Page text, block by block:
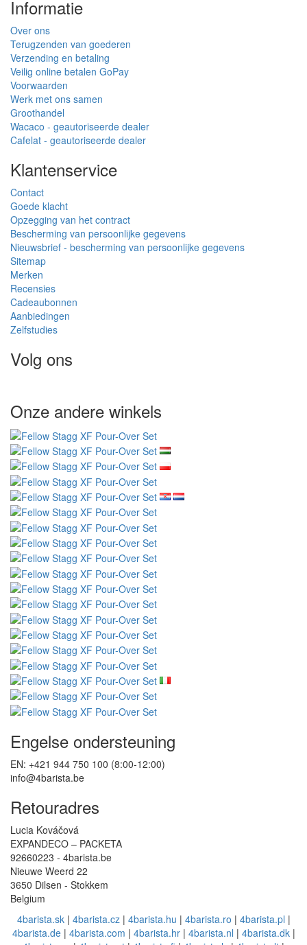
Informatie
Over ons
Terugzenden van goederen
Verzending en betaling
Veilig online betalen GoPay
Voorwaarden
Werk met ons samen
Groothandel
Wacaco - geautoriseerde dealer
Cafelat - geautoriseerde dealer
Klantenservice
Contact
Goede klacht
Opzegging van het contract
Bescherming van persoonlijke gegevens
Nieuwsbrief - bescherming van persoonlijke gegevens
Sitemap
Merken
Recensies
Cadeaubonnen
Aanbiedingen
Zelfstudies
Volg ons
Onze andere winkels
Engelse ondersteuning
EN: +421 944 750 100 (8:00-12:00)
info@4barista.be
Retouradres
Lucia Kováčová
EXPANDECO – PACKETA
92660223 - 4barista.be
Nieuwe Weerd 22
3650 Dilsen - Stokkem
Belgium
4barista.sk| 4barista.cz| 4barista.hu | 4barista.ro | 4barista.pl |
4barista.de| 4barista.com | 4barista.hr| 4barista.nl | 4barista.dk|